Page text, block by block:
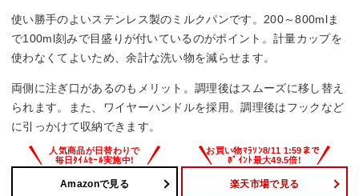
使い勝手のよいステンレス製のミルクパンです。200～800mlま
で100ml刻みで目盛りが付いているのがポイント。計量カップを
使わなくてよいため、余計な洗い物を減らせます。
両側に注ぎ口があるのもメリット。調理後はスムーズに移し替え
られます。また、ワイヤーハンドルを採用。調理後はフックなど
に引っかけて収納できます。
Amazonで見る 楽天市場で見る